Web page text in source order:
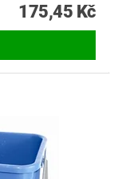
175,45 Kč